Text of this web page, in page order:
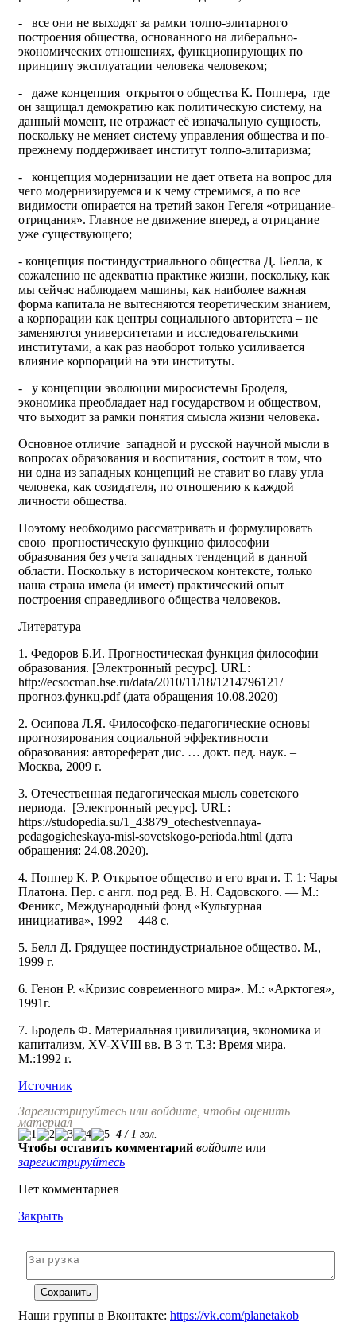
- все они не выходят за рамки толпо-элитарного
построения общества, основанного на либерально-
экономических отношениях, функционирующих по
принципу эксплуатации человека человеком;
- даже концепция открытого общества К. Поппера, где
он защищал демократию как политическую систему, на
данный момент, не отражает её изначальную сущность,
поскольку не меняет систему управления общества и по-
прежнему поддерживает институт толпо-элитаризма;
- концепция модернизации не дает ответа на вопрос для
чего модернизируемся и к чему стремимся, а по все
видимости опирается на третий закон Гегеля «отрицание-
отрицания». Главное не движение вперед, а отрицание
уже существующего;
- концепция постиндустриального общества Д. Белла, к
сожалению не адекватна практике жизни, поскольку, как
мы сейчас наблюдаем машины, как наиболее важная
форма капитала не вытесняются теоретическим знанием,
а корпорации как центры социального авторитета – не
заменяются университетами и исследовательскими
институтами, а как раз наоборот только усиливается
влияние корпораций на эти институты.
- у концепции эволюции миросистемы Броделя,
экономика преобладает над государством и обществом,
что выходит за рамки понятия смысла жизни человека.
Основное отличие западной и русской научной мысли в
вопросах образования и воспитания, состоит в том, что
ни одна из западных концепций не ставит во главу угла
человека, как созидателя, по отношению к каждой
личности общества.
Поэтому необходимо рассматривать и формулировать
свою прогностическую функцию философии
образования без учета западных тенденций в данной
области. Поскольку в историческом контексте, только
наша страна имела (и имеет) практический опыт
построения справедливого общества человеков.
Литература
1. Федоров Б.И. Прогностическая функция философии
образования. [Электронный ресурс]. URL:
http://ecsocman.hse.ru/data/2010/11/18/1214796121/
прогноз.функц.pdf (дата обращения 10.08.2020)
2. Осипова Л.Я. Философско-педагогические основы
прогнозирования социальной эффективности
образования: автореферат дис. … докт. пед. наук. –
Москва, 2009 г.
3. Отечественная педагогическая мысль советского
периода. [Электронный ресурс]. URL:
https://studopedia.su/1_43879_otechestvennaya-
pedagogicheskaya-misl-sovetskogo-perioda.html (дата
обращения: 24.08.2020).
4. Поппер К. Р. Открытое общество и его враги. Т. 1: Чары
Платона. Пер. с англ. под ред. В. Н. Садовского. — М.:
Феникс, Международный фонд «Культурная
инициатива», 1992— 448 с.
5. Белл Д. Грядущее постиндустриальное общество. М.,
1999 г.
6. Генон Р. «Кризис современного мира». М.: «Арктогея»,
1991г.
7. Бродель Ф. Материальная цивилизация, экономика и
капитализм, ХV-ХVIII вв. В 3 т. Т.З: Время мира. –
М.:1992 г.
Источник
Зарегистрируйтесь или войдите, чтобы оценить
материал
4 / 1 гол.
Чтобы оставить комментарий войдите или
зарегистрируйтесь
Нет комментариев
Закрыть
Наши группы в Вконтакте: https://vk.com/planetakob